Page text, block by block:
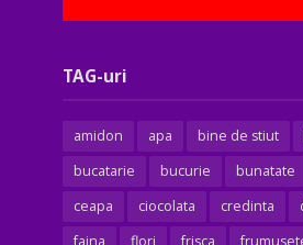
TAG-uri
amidon apa bine de stiut
bucatarie
bucurie bunatate
ceapa
ciocolata credinta